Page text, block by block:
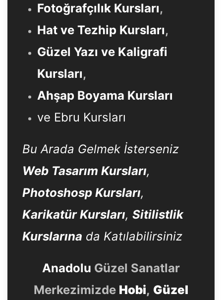
Fotoğrafçılık Kursları,
Hat ve Tezhip Kursları,
Güzel Yazı ve Kaligrafi
Kursları,
Ahşap Boyama Kursları
ve Ebru Kursları
Bu Arada Gelmek İsterseniz
Web Tasarım Kursları,
Photoshosp Kursları,
Karikatür Kursları, Sitilistlik
Kurslarına da Katılabilirsiniz
Anadolu Güzel Sanatlar
Merkezimizde Hobi, Güzel